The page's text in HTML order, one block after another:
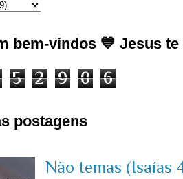
bem-vindos 💙 Jesus
5 2 9 0 6
postagens
Não temas (Isaías